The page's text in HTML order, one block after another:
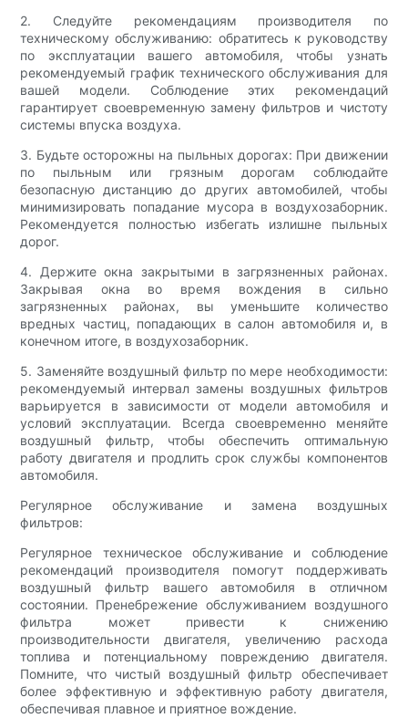
2. Следуйте рекомендациям производителя по
техническому обслуживанию: обратитесь к руководству
по эксплуатации вашего автомобиля, чтобы узнать
рекомендуемый график технического обслуживания для
вашей модели. Соблюдение этих рекомендаций
гарантирует своевременную замену фильтров и чистоту
системы впуска воздуха.
3. Будьте осторожны на пыльных дорогах: При движении
по пыльным или грязным дорогам соблюдайте
безопасную дистанцию ​​до других автомобилей, чтобы
минимизировать попадание мусора в воздухозаборник.
Рекомендуется полностью избегать излишне пыльных
дорог.
4. Держите окна закрытыми в загрязненных районах.
Закрывая окна во время вождения в сильно
загрязненных районах, вы уменьшите количество
вредных частиц, попадающих в салон автомобиля и, в
конечном итоге, в воздухозаборник.
5. Заменяйте воздушный фильтр по мере необходимости:
рекомендуемый интервал замены воздушных фильтров
варьируется в зависимости от модели автомобиля и
условий эксплуатации. Всегда своевременно меняйте
воздушный фильтр, чтобы обеспечить оптимальную
работу двигателя и продлить срок службы компонентов
автомобиля.
Регулярное обслуживание и замена воздушных
фильтров:
Регулярное техническое обслуживание и соблюдение
рекомендаций производителя помогут поддерживать
воздушный фильтр вашего автомобиля в отличном
состоянии. Пренебрежение обслуживанием воздушного
фильтра может привести к снижению
производительности двигателя, увеличению расхода
топлива и потенциальному повреждению двигателя.
Помните, что чистый воздушный фильтр обеспечивает
более эффективную и эффективную работу двигателя,
обеспечивая плавное и приятное вождение.